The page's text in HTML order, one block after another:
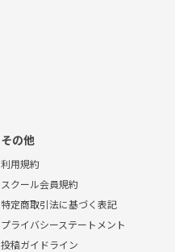
その他
利用規約
スクール会員規約
特定商取引法に基づく表記
プライバシーステートメント
投稿ガイドライン